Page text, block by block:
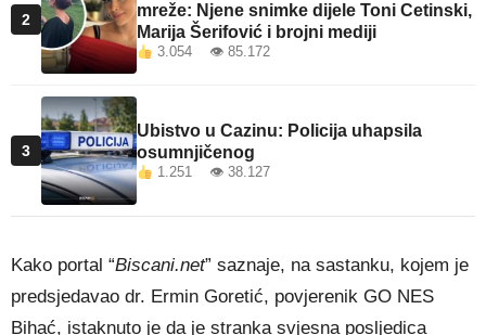
2
mreže: Njene snimke dijele Toni Cetinski,
Marija Šerifović i brojni mediji
3.054 👁 85.172
3
Ubistvo u Cazinu: Policija uhapsila
osumnjičenog
1.251 👁 38.127
Kako portal “Biscani.net” saznaje, na sastanku, kojem je
predsjedavao dr. Ermin Goretić, povjerenik GO NES
Bihać, istaknuto je da je stranka svjesna posljedica